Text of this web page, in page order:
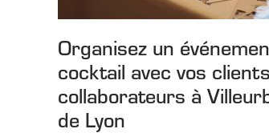
Organisez un
cocktail avec vos
collaborateurs à
de Lyon